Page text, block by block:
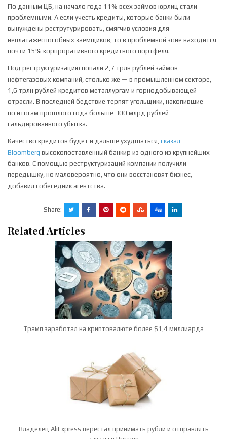
По данным ЦБ, на начало года 11% всех займов юрлиц стали
проблемными. А если учесть кредиты, которые банки были
вынуждены реструтурировать, смягчив условия для
неплатажеспособных заемщиков, то в проблемной зоне находится
почти 15% корпроративного кредитного портфеля.
Под реструктуризацию попали 2,7 трлн рублей займов
нефтегазовых компаний, столько же — в промышленном секторе,
1,6 трлн рублей кредитов металлургам и горнодобывающей
отрасли. В последней бедствие терпят угольщики, накопившие
по итогам прошлого года больше 300 млрд рублей
сальдированного убытка.
Качество кредитов будет и дальше ухудшаться, сказал
Bloomberg высокопоставленный банкир из одного из крупнейших
банков. С помощью реструктуризаций компании получили
передышку, но маловероятно, что они восстановят бизнес,
добавил собеседник агентства.
Share:
Related Articles
Трамп заработал на криптовалюте более $1,4 миллиарда
Владелец AliExpress перестал принимать рубли и отправлять